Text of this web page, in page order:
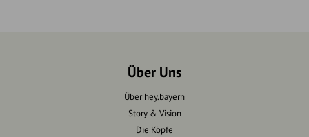
Über Uns
Über hey.bayern
Story & Vision
Die Köpfe